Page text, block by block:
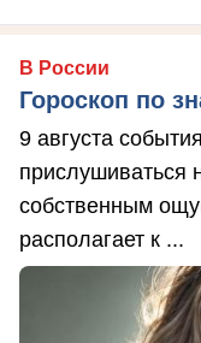
В России
Гороскоп по
9 августа
прислушиваться
собственным
располагает к ...